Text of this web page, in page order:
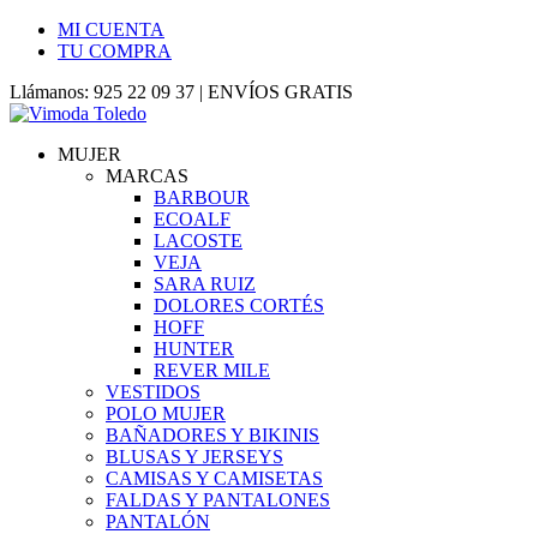
MI CUENTA
TU COMPRA
Llámanos: 925 22 09 37 | ENVÍOS GRATIS
MUJER
MARCAS
BARBOUR
ECOALF
LACOSTE
VEJA
SARA RUIZ
DOLORES CORTÉS
HOFF
HUNTER
REVER MILE
VESTIDOS
POLO MUJER
BAÑADORES Y BIKINIS
BLUSAS Y JERSEYS
CAMISAS Y CAMISETAS
FALDAS Y PANTALONES
PANTALÓN